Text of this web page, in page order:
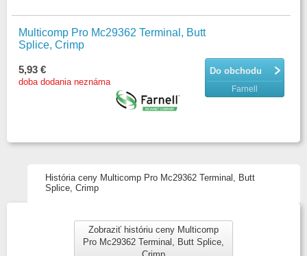
Multicomp Pro Mc29362 Terminal, Butt
Splice, Crimp
Do obchodu
Farnell
5,93 €
doba dodania neznáma
História ceny Multicomp Pro Mc29362 Terminal, Butt
Splice, Crimp
Zobraziť históriu ceny Multicomp
Pro Mc29362 Terminal, Butt Splice,